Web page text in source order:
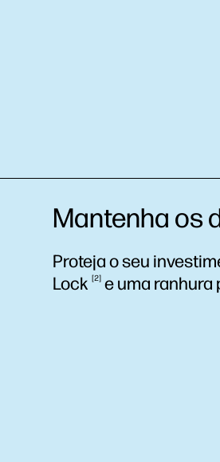
Mantenha os
Proteja o seu
Lock
2 e uma ranhura